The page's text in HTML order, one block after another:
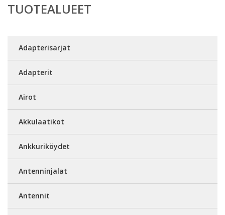
TUOTEALUEET
Adapterisarjat
Adapterit
Airot
Akkulaatikot
Ankkuriköydet
Antenninjalat
Antennit